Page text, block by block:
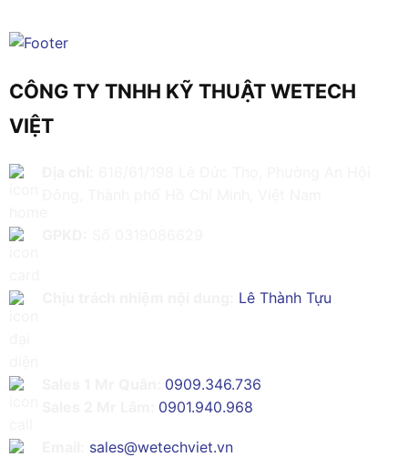
CÔNG TY TNHH KỸ THUẬT WETECH
VIỆT
Lê Thành Tựu
0909.346.736
0901.940.968
sales@wetechviet.vn